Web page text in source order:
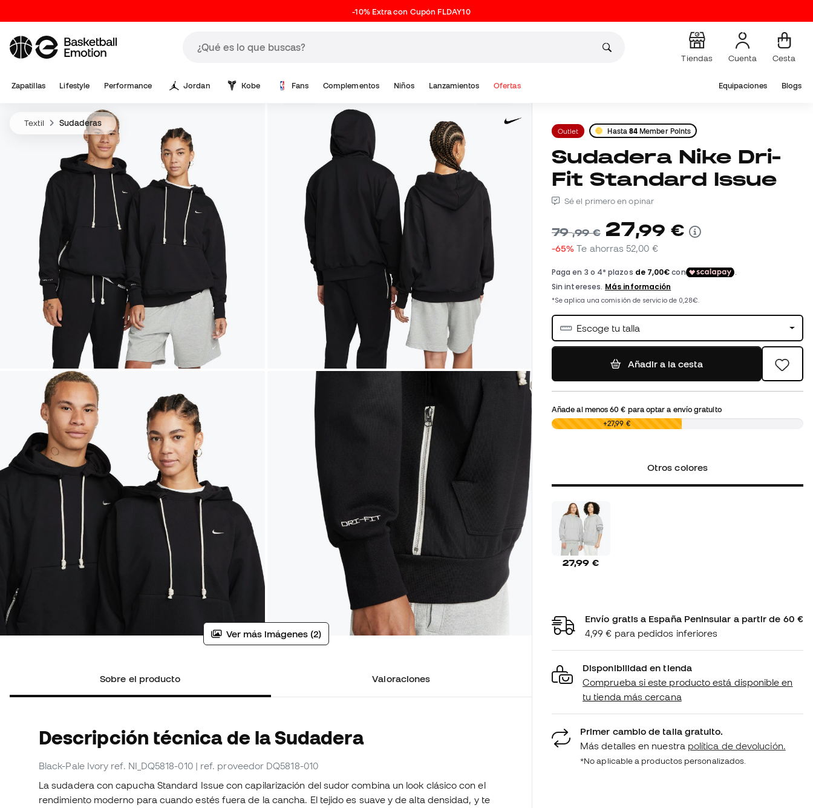
-10% Extra con Cupón FLDAY10
Tiendas Cuenta Cesta
Zapatillas Lifestyle Performance Jordan Kobe Fans Complementos Niños Lanzamientos Ofertas Equipaciones Blogs
Textil Sudaderas
Ver más imágenes (2)
Sobre el producto Valoraciones
Descripción técnica de la Sudadera
Black-Pale Ivory ref. NI_DQ5818-010 | ref. proveedor DQ5818-010
La sudadera con capucha Standard Issue con capilarización del sudor combina un look clásico con el
rendimiento moderno para cuando estés fuera de la cancha. El tejido es suave y de alta densidad, y te
Outlet Hasta 84 Member Points
Sudadera Nike Dri-
Fit Standard Issue
Sé el primero en opinar
79,99 € 27,99 €
-65% Te ahorras52,00 €
Escoge tu talla
Añadir a la cesta
Añade al menos60 € para optar a envío gratuito
0,00 € +27,99 €
Otros colores
27,99 €
Envío gratis a España Peninsular a partir de 60 €
4,99 € para pedidos inferiores
Disponibilidad en tienda
Comprueba si este producto está disponible en
tu tienda más cercana
Primer cambio de talla gratuito.
Más detalles en nuestra política de devolución.
*No aplicable a productos personalizados.